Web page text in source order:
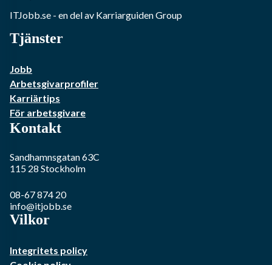
ITJobb.se - en del av Karriarguiden Group
Tjänster
Jobb
Arbetsgivarprofiler
Karriärtips
För arbetsgivare
Kontakt
Sandhamnsgatan 63C
115 28 Stockholm
08-67 874 20
info@itjobb.se
Vilkor
Integritets policy